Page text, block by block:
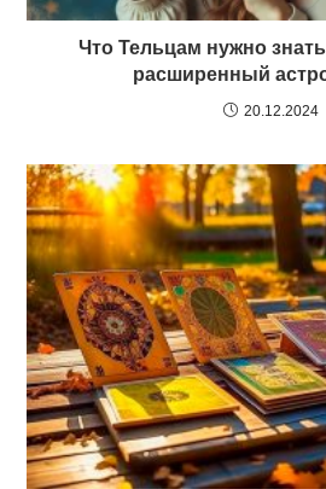
Что Тельцам нужно
расширенный
20.12.2024